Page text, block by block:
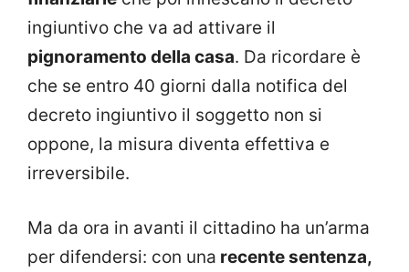
ingiuntivo che va ad attivare il
pignoramento della casa. Da ricordare è
che se entro 40 giorni dalla notifica del
decreto ingiuntivo il soggetto non si
oppone, la misura diventa effettiva e
irreversibile.
Ma da ora in avanti il cittadino ha un’arma
per difendersi: con una recente sentenza,